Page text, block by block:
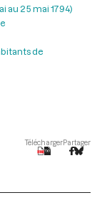
au 25 mai 1794)
de
TéléchargerPartager